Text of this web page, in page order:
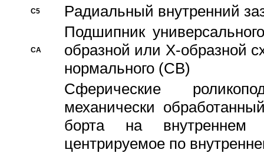
C5 Pадиальный внутренний
CA
Подшипник
образной или Х-образной
нормального (CB)
Сферические
механически
борта на внутреннем
центрируемое по